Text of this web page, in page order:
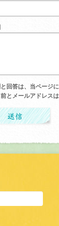
回答は、当ページ
とメールアドレスは